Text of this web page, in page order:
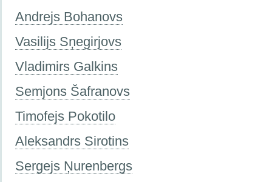
Andrejs Bohanovs
Vasilijs Sņegirjovs
Vladimirs Galkins
Semjons Šafranovs
Timofejs Pokotilo
Aleksandrs Sirotins
Sergejs Ņurenbergs